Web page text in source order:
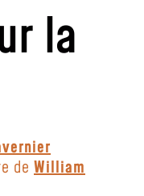
la
de William